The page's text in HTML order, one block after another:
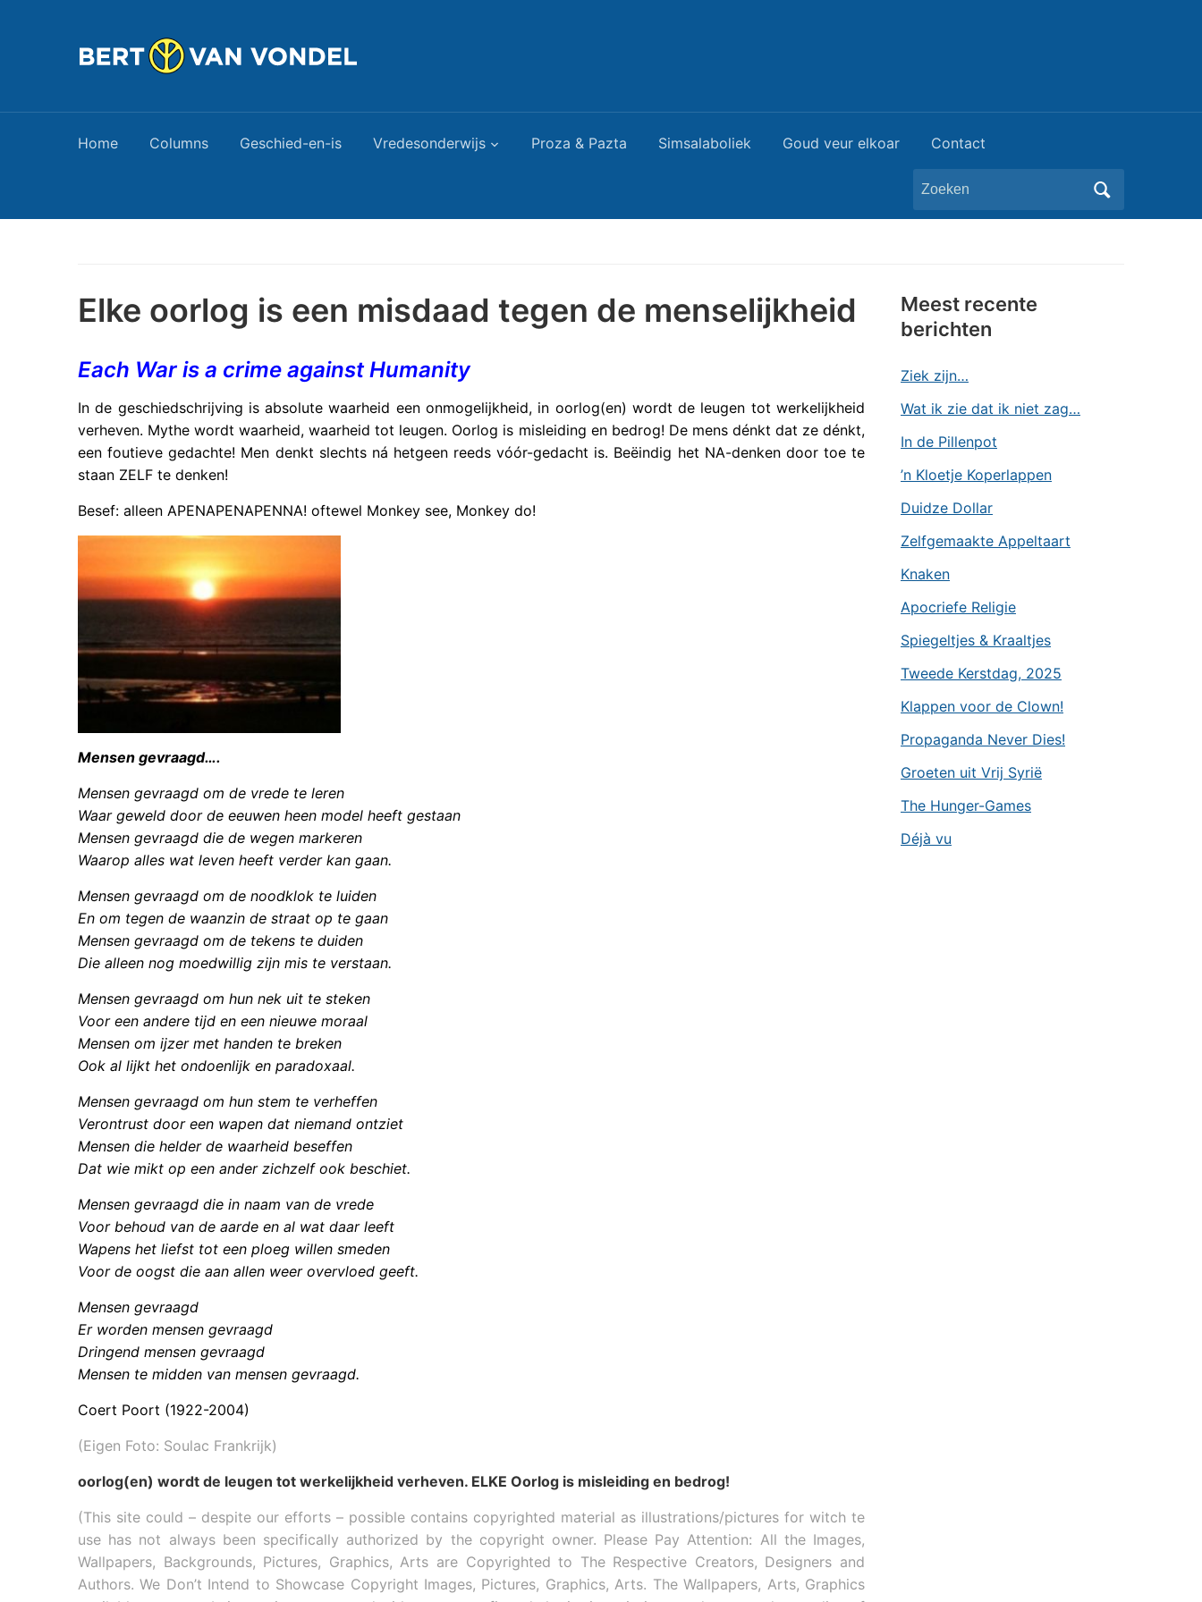
Home Columns Geschied-en-is Vredesonderwijs Proza & Pazta Simsalaboliek Goud veur elkoar Contact
Zoeken
naar:
Elke oorlog is een misdaad tegen de menselijkheid
Each War is a crime against Humanity
In de geschiedschrijving is absolute waarheid een onmogelijkheid, in oorlog(en) wordt de leugen tot werkelijkheid
verheven. Mythe wordt waarheid, waarheid tot leugen. Oorlog is misleiding en bedrog! De mens dénkt dat ze dénkt,
een foutieve gedachte! Men denkt slechts ná hetgeen reeds vóór-gedacht is. Beëindig het NA-denken door toe te
staan ZELF te denken!
Besef: alleen APENAPENAPENNA! oftewel Monkey see, Monkey do!
Mensen gevraagd….
Mensen gevraagd om de vrede te leren
Waar geweld door de eeuwen heen model heeft gestaan
Mensen gevraagd die de wegen markeren
Waarop alles wat leven heeft verder kan gaan.
Mensen gevraagd om de noodklok te luiden
En om tegen de waanzin de straat op te gaan
Mensen gevraagd om de tekens te duiden
Die alleen nog moedwillig zijn mis te verstaan.
Mensen gevraagd om hun nek uit te steken
Voor een andere tijd en een nieuwe moraal
Mensen om ijzer met handen te breken
Ook al lijkt het ondoenlijk en paradoxaal.
Mensen gevraagd om hun stem te verheffen
Verontrust door een wapen dat niemand ontziet
Mensen die helder de waarheid beseffen
Dat wie mikt op een ander zichzelf ook beschiet.
Mensen gevraagd die in naam van de vrede
Voor behoud van de aarde en al wat daar leeft
Wapens het liefst tot een ploeg willen smeden
Voor de oogst die aan allen weer overvloed geeft.
Mensen gevraagd
Er worden mensen gevraagd
Dringend mensen gevraagd
Mensen te midden van mensen gevraagd.
Coert Poort (1922-2004)
(Eigen Foto: Soulac Frankrijk)
oorlog(en) wordt de leugen tot werkelijkheid verheven. ELKE Oorlog is misleiding en bedrog!
(This site could – despite our efforts – possible contains copyrighted material as illustrations/pictures for witch te
use has not always been specifically authorized by the copyright owner. Please Pay Attention: All the Images,
Wallpapers, Backgrounds, Pictures, Graphics, Arts are Copyrighted to The Respective Creators, Designers and
Authors. We Don’t Intend to Showcase Copyright Images, Pictures, Graphics, Arts. The Wallpapers, Arts, Graphics
Meest recente
berichten
Ziek zijn…
Wat ik zie dat ik niet zag…
In de Pillenpot
’n Kloetje Koperlappen
Duidze Dollar
Zelfgemaakte Appeltaart
Knaken
Apocriefe Religie
Spiegeltjes & Kraaltjes
Tweede Kerstdag, 2025
Klappen voor de Clown!
Propaganda Never Dies!
Groeten uit Vrij Syrië
The Hunger-Games
Déjà vu